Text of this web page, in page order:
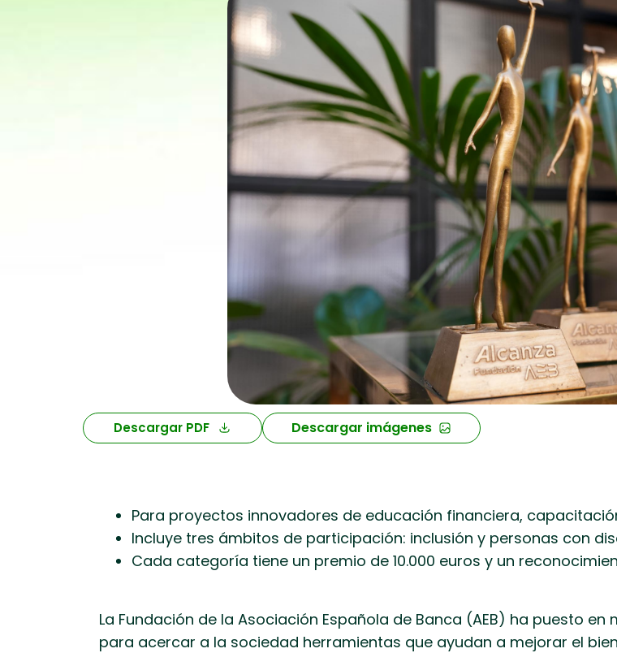
Descargar PDF Descargar imágenes
Para proyectos innovadores de educación financiera,
Incluye tres ámbitos de participación: inclusión y personas con
Cada categoría tiene un premio de 10.000 euros y un
La Fundación de la Asociación Española de Banca (AEB) ha puesto en
para acercar a la sociedad herramientas que ayudan a mejorar el